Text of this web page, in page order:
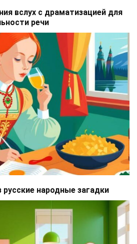
вслух с драматизацией для
речи
русские народные загадки